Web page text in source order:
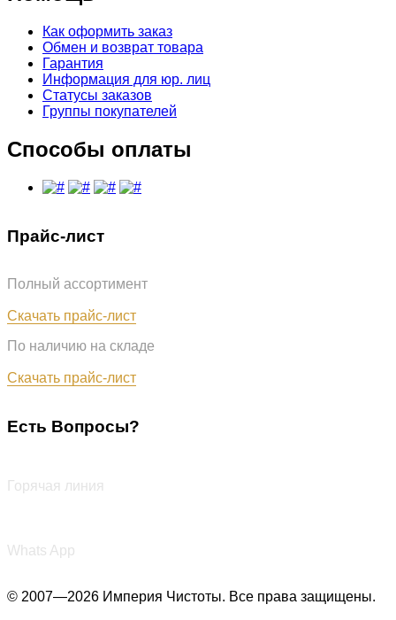
Как оформить заказ
Обмен и возврат товара
Гарантия
Информация для юр. лиц
Статусы заказов
Группы покупателей
Способы оплаты
Прайс-лист
Полный ассортимент
Скачать прайс-лист
По наличию на складе
Скачать прайс-лист
Есть Вопросы?
Горячая линия
Whats App
© 2007—2026 Империя Чистоты. Все права защищены.